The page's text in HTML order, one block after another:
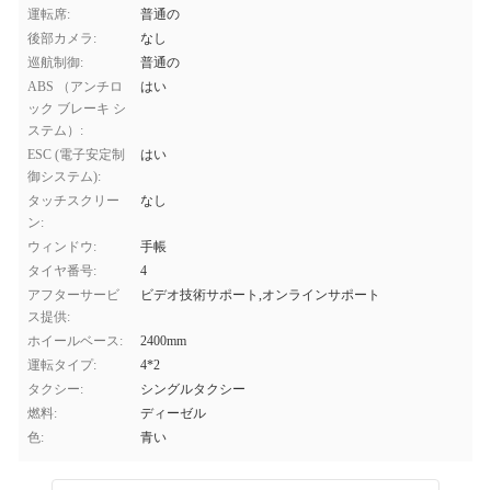
運転席:
普通の
後部カメラ:
なし
巡航制御:
普通の
ABS （アンチロ
ック ブレーキ シ
ステム）:
はい
ESC (電子安定制
御システム):
はい
タッチスクリー
ン:
なし
ウィンドウ:
手帳
タイヤ番号:
4
アフターサービ
ス提供:
ビデオ技術サポート,オンラインサポート
ホイールベース:
2400mm
運転タイプ:
4*2
タクシー:
シングルタクシー
燃料:
ディーゼル
色:
青い